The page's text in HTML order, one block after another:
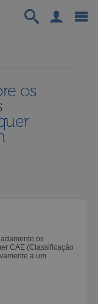
os
os
CAE (Classificação
a um